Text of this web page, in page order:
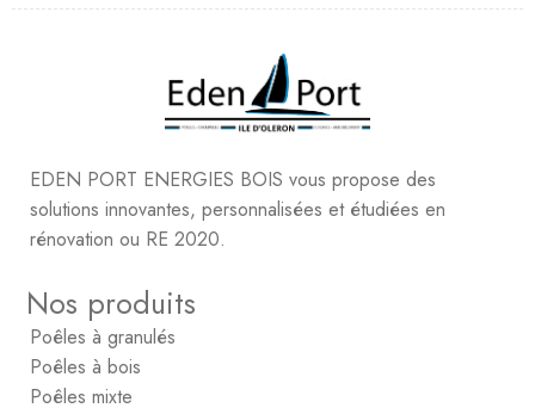
EDEN PORT ENERGIES BOIS vous propose des
solutions innovantes, personnalisées et étudiées en
rénovation ou RE 2020.
Nos produits
Poêles à granulés
Poêles à bois
Poêles mixte